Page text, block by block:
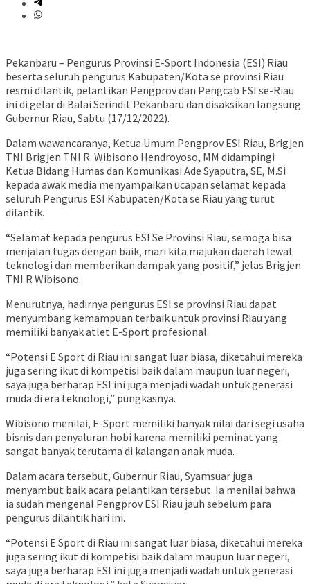
Pekanbaru – Pengurus Provinsi E-Sport Indonesia (ESI) Riau
beserta seluruh pengurus Kabupaten/Kota se provinsi Riau
resmi dilantik, pelantikan Pengprov dan Pengcab ESI se-Riau
ini di gelar di Balai Serindit Pekanbaru dan disaksikan langsung
Gubernur Riau, Sabtu (17/12/2022).
Dalam wawancaranya, Ketua Umum Pengprov ESI Riau, Brigjen
TNI Brigjen TNI R. Wibisono Hendroyoso, MM didampingi
Ketua Bidang Humas dan Komunikasi Ade Syaputra, SE, M.Si
kepada awak media menyampaikan ucapan selamat kepada
seluruh Pengurus ESI Kabupaten/Kota se Riau yang turut
dilantik.
“Selamat kepada pengurus ESI Se Provinsi Riau, semoga bisa
menjalan tugas dengan baik, mari kita majukan daerah lewat
teknologi dan memberikan dampak yang positif,” jelas Brigjen
TNI R Wibisono.
Menurutnya, hadirnya pengurus ESI se provinsi Riau dapat
menyumbang kemampuan terbaik untuk provinsi Riau yang
memiliki banyak atlet E-Sport profesional.
“Potensi E Sport di Riau ini sangat luar biasa, diketahui mereka
juga sering ikut di kompetisi baik dalam maupun luar negeri,
saya juga berharap ESI ini juga menjadi wadah untuk generasi
muda di era teknologi,” pungkasnya.
Wibisono menilai, E-Sport memiliki banyak nilai dari segi usaha
bisnis dan penyaluran hobi karena memiliki peminat yang
sangat banyak terutama di kalangan anak muda.
Dalam acara tersebut, Gubernur Riau, Syamsuar juga
menyambut baik acara pelantikan tersebut. Ia menilai bahwa
ia sudah mengenal Pengprov ESI Riau jauh sebelum para
pengurus dilantik hari ini.
“Potensi E Sport di Riau ini sangat luar biasa, diketahui mereka
juga sering ikut di kompetisi baik dalam maupun luar negeri,
saya juga berharap ESI ini juga menjadi wadah untuk generasi